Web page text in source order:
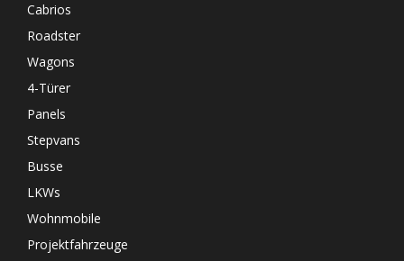
Cabrios
Roadster
Wagons
4-Türer
Panels
Stepvans
Busse
LKWs
Wohnmobile
Projektfahrzeuge